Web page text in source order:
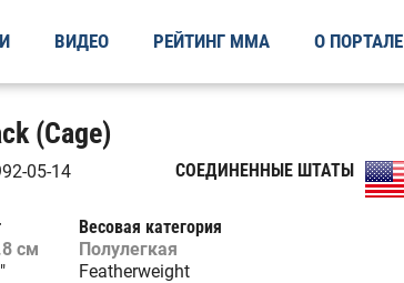
ВИДЕО РЕЙТИНГ ММА О ПОРТАЛЕ
(Cage)
05-14
СОЕДИНЕННЫЕ ШТАТЫ
см
Весовая категория
Полулегкая
Featherweight